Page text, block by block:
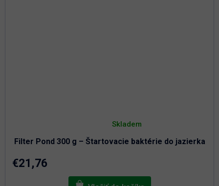
Filter Pond 300 g – Štartovacie baktérie do jazierka
hodnotenie
5,0
Skladem
€21,76